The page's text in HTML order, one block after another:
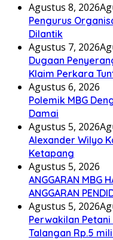
Agustus 8, 2026
Pengurus
Dilantik
Agustus 7, 2026
Dugaan
Klaim Perkara
Agustus 6, 2026
Polemik MBG
Damai
Agustus 5, 2026
Alexander Wilyo
Ketapang
Agustus 5, 2026
ANGGARAN MBG
ANGGARAN
Agustus 5, 2026
Perwakilan
Talangan Rp.5